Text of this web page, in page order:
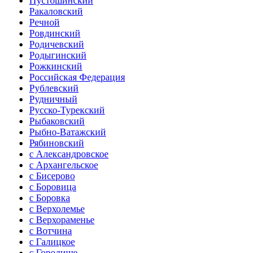
Ракаловский
Речной
Ровдинский
Родичевский
Родыгинский
Рожкинский
Российская Федерация
Рублевский
Рудничный
Русско-Турекский
Рыбаковский
Рыбно-Ватажский
Рябиновский
с Александровское
с Архангельское
с Бисерово
с Боровица
с Боровка
с Верхолемье
с Верхораменье
с Вотчина
с Галицкое